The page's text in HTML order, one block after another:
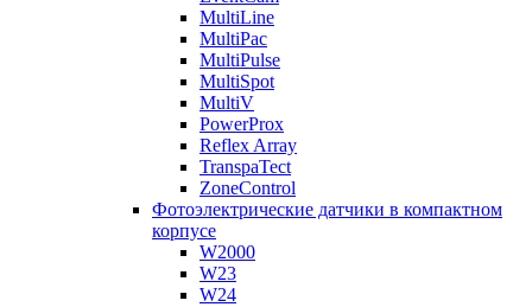
MultiLine
MultiPac
MultiPulse
MultiSpot
MultiV
PowerProx
Reflex Array
TranspaTect
ZoneControl
Фотоэлектрические датчики в компактном
корпусе
W2000
W23
W24